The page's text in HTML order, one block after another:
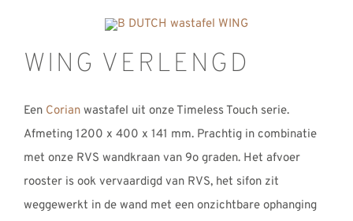
WING VERLENGD
Een Corianwastafel uit onze Timeless Touch serie.
Afmeting 1200 x 400 x 141 mm. Prachtig in combinatie
met onze RVS wandkraan van 9o graden. Het afvoer
rooster is ook vervaardigd van RVS, het sifon zit
weggewerkt in de wand met een onzichtbare ophanging